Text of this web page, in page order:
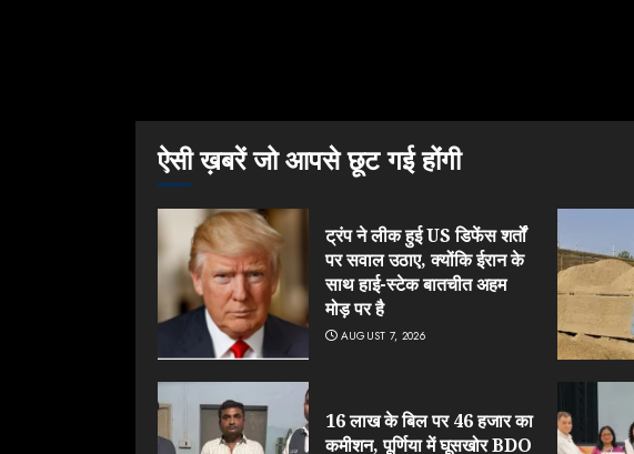
ऐसी ख़बरें जो आपसे छूट गई होंगी
ट्रंप ने लीक हुई US डिफेंस शर्तों
पर सवाल उठाए, क्योंकि ईरान के
साथ हाई-स्टेक बातचीत अहम
मोड़ पर है
AUGUST 7, 2026
16 लाख के बिल पर 46 हजार का
कमीशन, पूर्णिया में घूसखोर BDO